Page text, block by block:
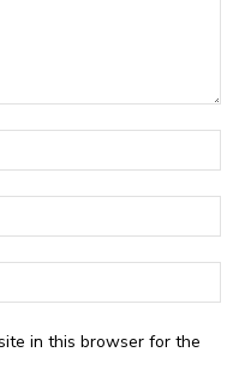
in this browser for the